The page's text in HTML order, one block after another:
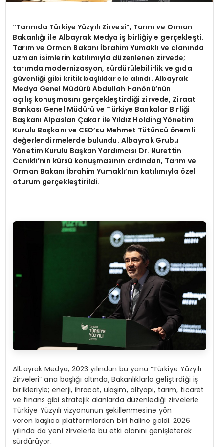
“Tarımda Türkiye Yüzyılı Zirvesi”, Tarım ve Orman
Bakanlığı ile Albayrak Medya iş birliğiyle gerçekleşti.
Tarım ve Orman Bakanı İbrahim Yumaklı ve alanında
uzman isimlerin katılımıyla düzenlenen zirvede;
tarımda modernizasyon, sürdürülebilirlik ve gıda
güvenliği gibi kritik başlıklar ele alındı. Albayrak
Medya Genel Müdürü Abdullah Hanönü’nün
açılış konuşmasını gerçekleştirdiği zirvede, Ziraat
Bankası Genel Müdürü ve Türkiye Bankalar Birliği
Başkanı Alpaslan Çakar ile Yıldız Holding Yönetim
Kurulu Başkanı ve CEO’su Mehmet Tütüncü önemli
değerlendirmelerde bulundu. Albayrak Grubu
Yönetim Kurulu Başkan Yardımcısı Dr. Nurettin
Canikli’nin kürsü konuşmasının ardından, Tarım ve
Orman Bakanı İbrahim Yumaklı’nın katılımıyla özel
oturum gerçekleştirildi.
Albayrak Medya, 2023 yılından bu yana “Türkiye Yüzyılı
Zirveleri” ana başlığı altında, Bakanlıklarla geliştirdiği iş
birlikleriyle; enerji, ihracat, ulaşım, altyapı, tarım, ticaret
ve finans gibi stratejik alanlarda düzenlediği zirvelerle
Türkiye Yüzyılı vizyonunun şekillenmesine yön
veren başlıca platformlardan biri haline geldi. 2026
yılında da yeni zirvelerle bu etki alanını genişleterek
sürdürüyor.